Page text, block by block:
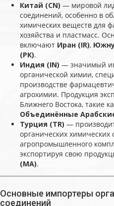
Китай (CN) — мировой
соединений, особенно в
химических веществ для
хозяйства и пластмасс.
включают Иран (IR),
(PK).
Индия (IN) — значимый
органической химии,
производстве
агрохимии. Продукция
Ближнего Востока, такие
Объединённые
Турция (TR) —
органических химических
агропромышленного
экспортируя свою
(MA).
Основные импортеры
соединений